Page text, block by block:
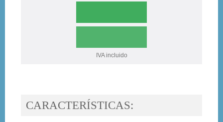
IVA incluido
CARACTERÍSTICAS: